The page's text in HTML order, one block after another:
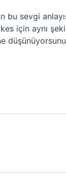
bu sevgi
için aynı